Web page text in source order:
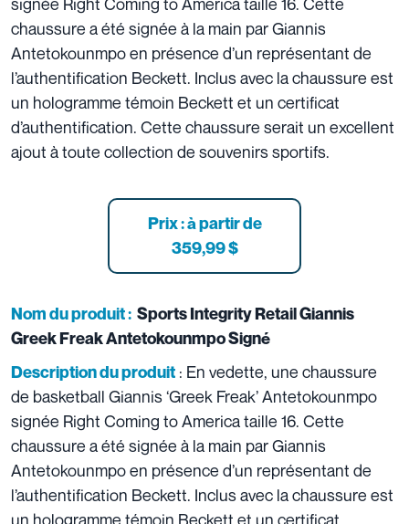
chaussure a été signée à la main par Giannis
Antetokounmpo en présence d’un représentant de
l’authentification Beckett. Inclus avec la chaussure est
un hologramme témoin Beckett et un certificat
d’authentification. Cette chaussure serait un excellent
ajout à toute collection de souvenirs sportifs.
Prix : à partirde
359,99 $
Nom du produit : Sports Integrity Retail Giannis
Greek Freak Antetokounmpo Signé
Description du produit : En vedette, une chaussure
de basketball Giannis ‘Greek Freak’ Antetokounmpo
signée Right Coming to America taille 16. Cette
chaussure a été signée à la main par Giannis
Antetokounmpo en présence d’un représentant de
l’authentification Beckett. Inclus avec la chaussure est
un hologramme témoin Beckett et un certificat